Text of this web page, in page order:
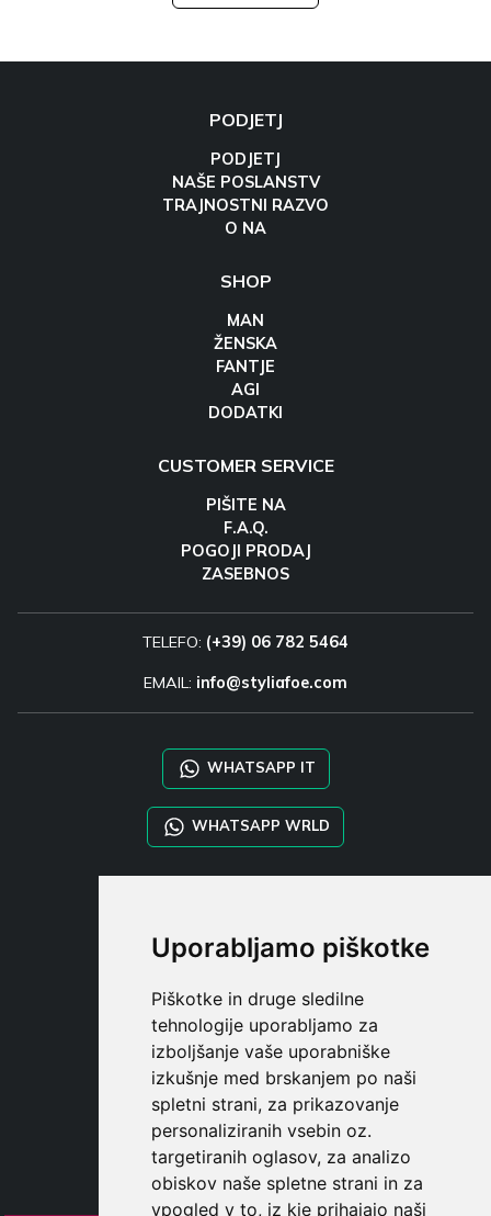
Uporabljamo piškotke
Piškotke in druge sledilne
tehnologije uporabljamo za
izboljšanje vaše uporabniške
izkušnje med brskanjem po naši
spletni strani, za prikazovanje
personaliziranih vsebin oz.
targetiranih oglasov, za analizo
obiskov naše spletne strani in za
vpogled v to, iz kje prihajajo naši
PODJETJ
PODJETJ
NAŠE POSLANSTV
TRAJNOSTNI RAZVO
O NA
SHOP
MAN
ŽENSKA
FANTJE
AGI
DODATKI
CUSTOMER SERVICE
PIŠITE NA
F.A.Q.
POGOJI PRODAJ
ZASEBNOS
TELEFO: (+39) 06 782 5464
EMAIL: info@styliafoe.com
WHATSAPP IT
WHATSAPP WRLD
SHOP B2B
TAYLOR MADE ORDERS
UPORABNI
REGISTE
PRIJAVITE S
NAKUPOVALNA KOŠARIC